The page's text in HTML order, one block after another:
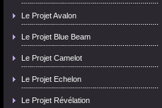
Le Projet Avalon
Le Projet Blue Beam
Le Projet Camelot
Le Projet Echelon
Le Projet Révélation